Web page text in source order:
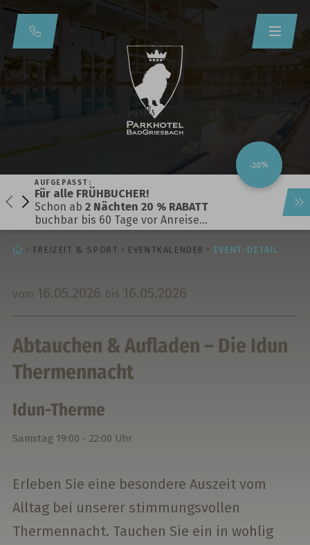
-20%
AUFGEPASST:
Für alle FRÜHBUCHER!
Schon ab 2 Nächten 20 % RABATT
buchbar bis 60 Tage vor Anreise…
STARTSEITE
FREIZEIT & SPORT EVENTKALENDER EVENT-DETAIL
vom 16.05.2026 bis 16.05.2026
Abtauchen & Aufladen – Die Idun
Thermennacht
Idun-Therme
Samstag 19:00 - 22:00 Uhr
Erleben Sie eine besondere Auszeit vom
Alltag bei unserer stimmungsvollen
Thermennacht. Tauchen Sie ein in wohlig